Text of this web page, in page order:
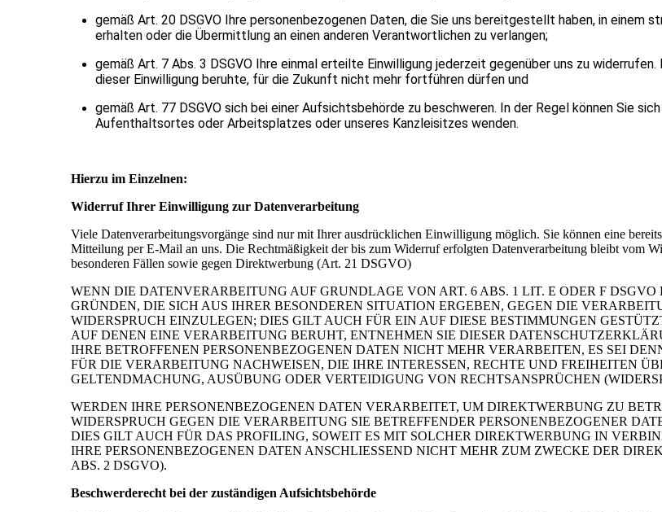
gemäß Art. 20 DSGVO Ihre personenbezogenen Daten, die Sie uns bereitgestellt haben, in einem
erhalten oder die Übermittlung an einen anderen Verantwortlichen zu verlangen;
gemäß Art. 7 Abs. 3 DSGVO Ihre einmal erteilte Einwilligung jederzeit gegenüber uns zu
dieser Einwilligung beruhte, für die Zukunft nicht mehr fortführen dürfen und
gemäß Art. 77 DSGVO sich bei einer Aufsichtsbehörde zu beschweren. In der Regel können Sie
Aufenthaltsortes oder Arbeitsplatzes oder unseres Kanzleisitzes wenden.
Hierzu im Einzelnen:
Widerruf Ihrer Einwilligung zur Datenverarbeitung
Viele Datenverarbeitungsvorgänge sind nur mit Ihrer ausdrücklichen Einwilligung möglich. Sie können eine
Mitteilung per E-Mail an uns. Die Rechtmäßigkeit der bis zum Widerruf erfolgten Datenverarbeitung bleibt vom
besonderen Fällen sowie gegen Direktwerbung (Art. 21 DSGVO)
WENN DIE DATENVERARBEITUNG AUF GRUNDLAGE VON ART. 6 ABS. 1 LIT. E ODER F
GRÜNDEN, DIE SICH AUS IHRER BESONDEREN SITUATION ERGEBEN, GEGEN DIE
WIDERSPRUCH EINZULEGEN; DIES GILT AUCH FÜR EIN AUF DIESE BESTIMMUNGEN
AUF DENEN EINE VERARBEITUNG BERUHT, ENTNEHMEN SIE DIESER
IHRE BETROFFENEN PERSONENBEZOGENEN DATEN NICHT MEHR VERARBEITEN, ES SEI
FÜR DIE VERARBEITUNG NACHWEISEN, DIE IHRE INTERESSEN, RECHTE UND FREIHEITEN
GELTENDMACHUNG, AUSÜBUNG ODER VERTEIDIGUNG VON RECHTSANSPRÜCHEN
WERDEN IHRE PERSONENBEZOGENEN DATEN VERARBEITET, UM DIREKTWERBUNG ZU
WIDERSPRUCH GEGEN DIE VERARBEITUNG SIE BETREFFENDER PERSONENBEZOGENER
DIES GILT AUCH FÜR DAS PROFILING, SOWEIT ES MIT SOLCHER DIREKTWERBUNG IN
IHRE PERSONENBEZOGENEN DATEN ANSCHLIESSEND NICHT MEHR ZUM ZWECKE DER
ABS. 2 DSGVO).
Beschwerderecht bei der zuständigen Aufsichtsbehörde